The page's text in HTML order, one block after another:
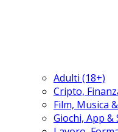
Adulti (18+)
Cripto,
Film, Musica
Giochi, App &